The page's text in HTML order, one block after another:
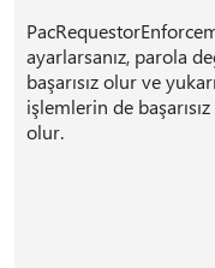
ayarlarsanız, parola
başarısız olur ve
işlemlerin de
olur.